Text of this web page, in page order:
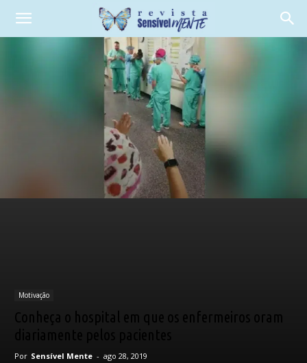
Motivação
Conheça o hospital em que os enfermeiros oram
Por Sensível Mente - ago 28, 2019